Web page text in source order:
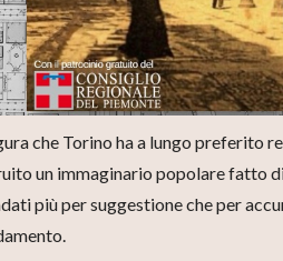
che Torino ha a lungo preferito
un immaginario popolare fatto
più per suggestione che per